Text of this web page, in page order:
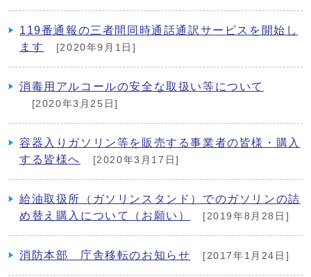
119番通報の三者間同時通話通訳サービスを開始し
ます
[2020年9月1日]
消毒用アルコールの安全な取扱い等について
[2020年3月25日]
容器入りガソリン等を販売する事業者の皆様・購入
する皆様へ
[2020年3月17日]
給油取扱所（ガソリンスタンド）でのガソリンの詰
め替え購入について（お願い）
[2019年8月28日]
消防本部 庁舎移転のお知らせ [2017年1月24日]